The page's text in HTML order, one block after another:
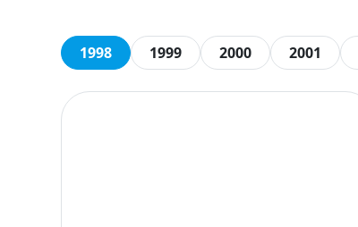
1998 1999 2000 2001